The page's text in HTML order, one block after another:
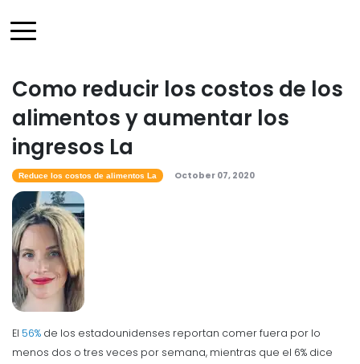
Como reducir los costos de los
alimentos y aumentar los
ingresos La
Reduce los costos de alimentos La October 07, 2020
El 56% de los estadounidenses reportan comer fuera por lo
menos dos o tres veces por semana, mientras que el 6% dice